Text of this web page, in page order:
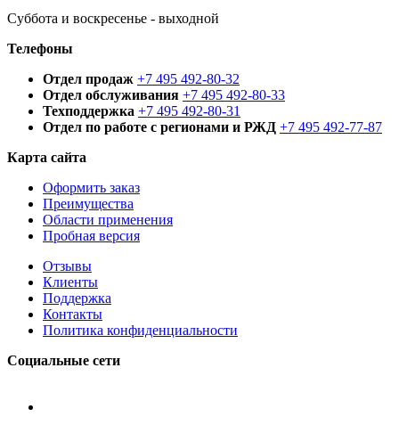
Суббота и воскресенье - выходной
Телефоны
Отдел продаж +7 495 492-80-32
Отдел обслуживания +7 495 492-80-33
Техподдержка +7 495 492-80-31
Отдел по работе с регионами и РЖД +7 495 492-77-87
Карта сайта
Оформить заказ
Преимущества
Области применения
Пробная версия
Отзывы
Клиенты
Поддержка
Контакты
Политика конфиденциальности
Социальные сети